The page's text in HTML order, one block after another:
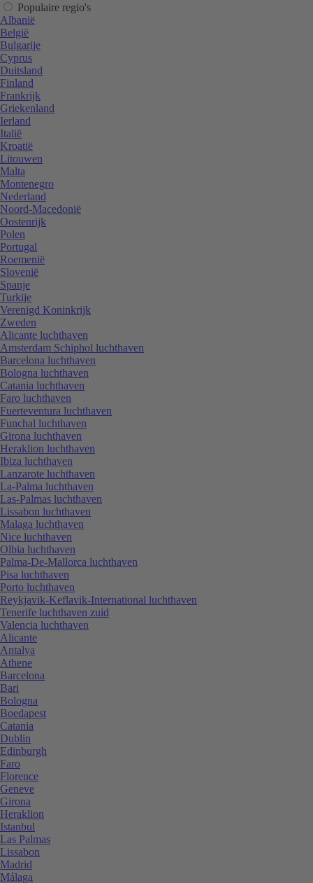
Populaire regio's
Albanië
België
Bulgarije
Cyprus
Duitsland
Finland
Frankrijk
Griekenland
Ierland
Italië
Kroatië
Litouwen
Malta
Montenegro
Nederland
Noord-Macedonië
Oostenrijk
Polen
Portugal
Roemenië
Slovenië
Spanje
Turkije
Verenigd Koninkrijk
Zweden
Alicante luchthaven
Amsterdam Schiphol luchthaven
Barcelona luchthaven
Bologna luchthaven
Catania luchthaven
Faro luchthaven
Fuerteventura luchthaven
Funchal luchthaven
Girona luchthaven
Heraklion luchthaven
Ibiza luchthaven
Lanzarote luchthaven
La-Palma luchthaven
Las-Palmas luchthaven
Lissabon luchthaven
Malaga luchthaven
Nice luchthaven
Olbia luchthaven
Palma-De-Mallorca luchthaven
Pisa luchthaven
Porto luchthaven
Reykjavik-Keflavik-International luchthaven
Tenerife luchthaven zuid
Valencia luchthaven
Alicante
Antalya
Athene
Barcelona
Bari
Bologna
Boedapest
Catania
Dublin
Edinburgh
Faro
Florence
Geneve
Girona
Heraklion
Istanbul
Las Palmas
Lissabon
Madrid
Málaga